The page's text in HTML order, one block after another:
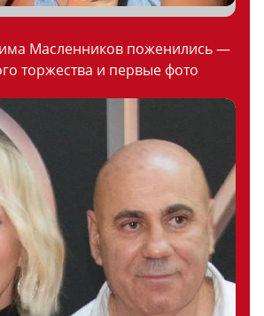
Масленников поженились —
торжества и первые фото